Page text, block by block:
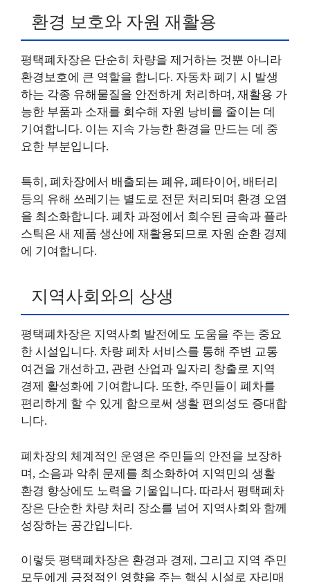
환경 보호와 자원 재활용
평택폐차장은 단순히 차량을 제거하는 것뿐 아니라
환경보호에 큰 역할을 합니다. 자동차 폐기 시 발생
하는 각종 유해물질을 안전하게 처리하며, 재활용 가
능한 부품과 소재를 회수해 자원 낭비를 줄이는 데
기여합니다. 이는 지속 가능한 환경을 만드는 데 중
요한 부분입니다.
특히, 폐차장에서 배출되는 폐유, 폐타이어, 배터리
등의 유해 쓰레기는 별도로 전문 처리되며 환경 오염
을 최소화합니다. 폐차 과정에서 회수된 금속과 플라
스틱은 새 제품 생산에 재활용되므로 자원 순환 경제
에 기여합니다.
지역사회와의 상생
평택폐차장은 지역사회 발전에도 도움을 주는 중요
한 시설입니다. 차량 폐차 서비스를 통해 주변 교통
여건을 개선하고, 관련 산업과 일자리 창출로 지역
경제 활성화에 기여합니다. 또한, 주민들이 폐차를
편리하게 할 수 있게 함으로써 생활 편의성도 증대합
니다.
폐차장의 체계적인 운영은 주민들의 안전을 보장하
며, 소음과 악취 문제를 최소화하여 지역민의 생활
환경 향상에도 노력을 기울입니다. 따라서 평택폐차
장은 단순한 차량 처리 장소를 넘어 지역사회와 함께
성장하는 공간입니다.
이렇듯 평택폐차장은 환경과 경제, 그리고 지역 주민
모두에게 긍정적인 영향을 주는 핵심 시설로 자리매